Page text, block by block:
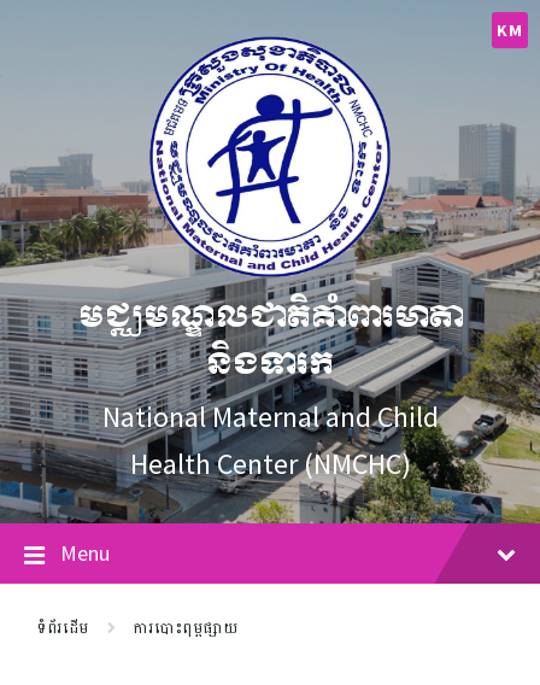
KM
មជ្ឈមណ្ឌលជាតិគាំពារមាតា
និងទារក
National Maternal and Child
Health Center (NMCHC)
Menu
ទំព័រដើម ការបោះពុម្ពផ្សាយ